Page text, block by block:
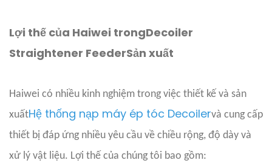
Lợi thế của Haiwei trongDecoiler
Straightener FeederSản xuất
Haiwei có nhiều kinh nghiệm trong việc thiết kế và sản
xuấtHệ thống nạp máy ép tóc Decoilervà cung cấp
thiết bị đáp ứng nhiều yêu cầu về chiều rộng, độ dày và
xử lý vật liệu. Lợi thế của chúng tôi bao gồm: